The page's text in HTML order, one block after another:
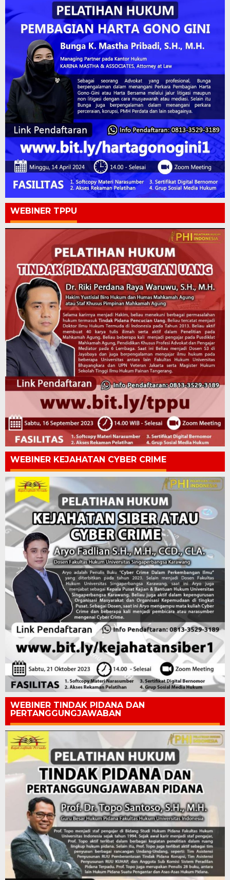
WEBINER TPPU
WEBINER KEJAHATAN CYBER CRIME
WEBINER TINDAK PIDANA DAN
PERTANGGUNGJAWABAN